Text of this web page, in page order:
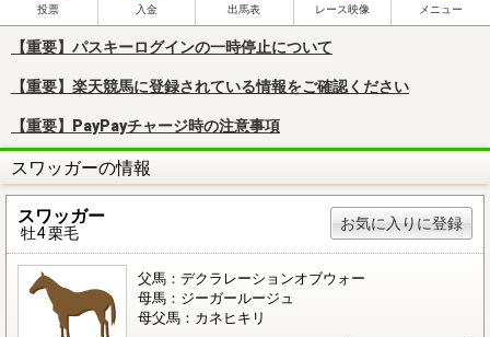
投票 入金 出馬表 レース映像 メニュー
【重要】パスキーログインの一時停止について
【重要】楽天競馬に登録されている情報をご確認ください
【重要】PayPayチャージ時の注意事項
スワッガーの情報
スワッガー
牡4 栗毛
お気に入りに登録
父馬：デクラレーションオブウォー
母馬：ジーガールージュ
母父馬：カネヒキリ